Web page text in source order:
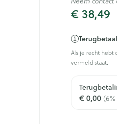
€ 38,49
Als je recht hebt
vermeld staat.
€ 0,00